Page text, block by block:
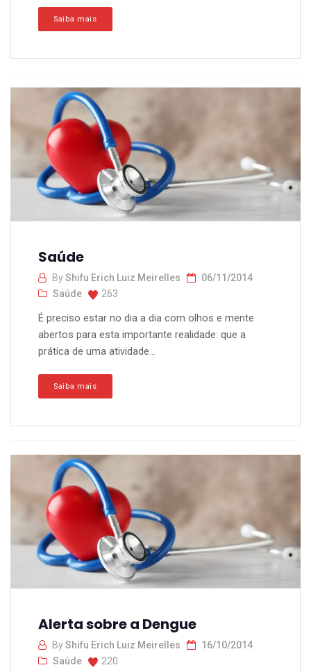
Saiba mais
Saúde
ByShifu Erich Luiz Meirelles
06/11/2014
Saúde
263
É preciso estar no dia a dia com olhos e mente
abertos para esta importante realidade: que a
prática de uma atividade...
Saiba mais
Alerta sobre a Dengue
ByShifu Erich Luiz Meirelles
16/10/2014
Saúde
220